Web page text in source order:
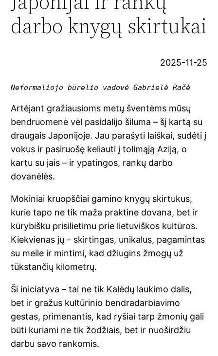
darbo knygų skirtukai
2025-11-25
Neformaliojo būrelio vadovė Gabrielė Račė
Artėjant gražiausioms metų šventėms mūsų
bendruomenė vėl pasidalijo šiluma – šį kartą su
draugais Japonijoje. Jau parašyti laiškai, sudėti į
vokus ir pasiruošę keliauti į tolimąją Aziją, o
kartu su jais – ir ypatingos, rankų darbo
dovanėlės.
Mokiniai kruopščiai gamino knygų skirtukus,
kurie tapo ne tik maža praktine dovana, bet ir
kūrybišku prisilietimu prie lietuviškos kultūros.
Kiekvienas jų – skirtingas, unikalus, pagamintas
su meile ir mintimi, kad džiugins žmogų už
tūkstančių kilometrų.
Ši iniciatyva – tai ne tik Kalėdų laukimo dalis,
bet ir gražus kultūrinio bendradarbiavimo
gestas, primenantis, kad ryšiai tarp žmonių gali
būti kuriami ne tik žodžiais, bet ir nuoširdžiu
darbu savo rankomis.